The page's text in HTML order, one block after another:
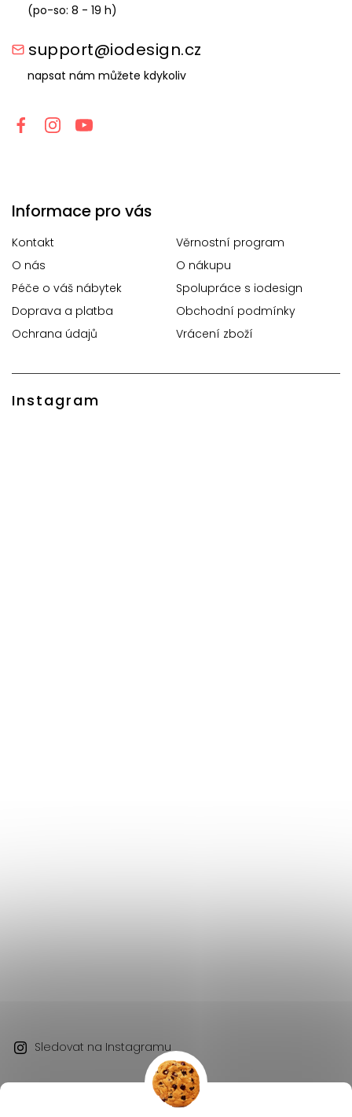
(po-so: 8 - 19 h)
support@iodesign.cz
napsat nám můžete kdykoliv
Informace pro vás
Kontakt
Věrnostní program
O nás
O nákupu
Péče o váš nábytek
Spolupráce s iodesign
Doprava a platba
Obchodní podmínky
Ochrana údajů
Vrácení zboží
Instagram
Sledovat na Instagramu